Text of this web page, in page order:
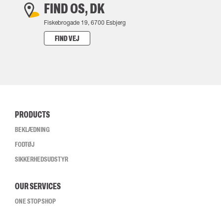
FIND OS, DK
Fiskebrogade 19, 6700 Esbjerg
FIND VEJ
PRODUCTS
BEKLÆDNING
FODTØJ
SIKKERHEDSUDSTYR
OUR SERVICES
ONE STOP SHOP